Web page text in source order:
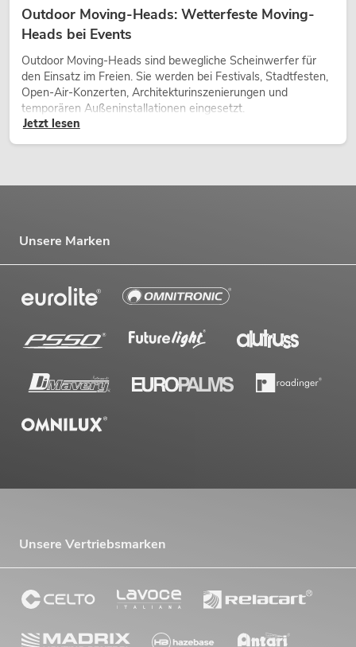
Outdoor Moving-Heads: Wetterfeste Moving-
Heads bei Events
Outdoor Moving-Heads sind bewegliche Scheinwerfer für
den Einsatz im Freien. Sie werden bei Festivals, Stadtfesten,
Open-Air-Konzerten, Architekturinszenierungen und
temporären Außeninstallationen eingesetzt.
Jetzt lesen
Unsere Marken
Unsere Vertriebsmarken